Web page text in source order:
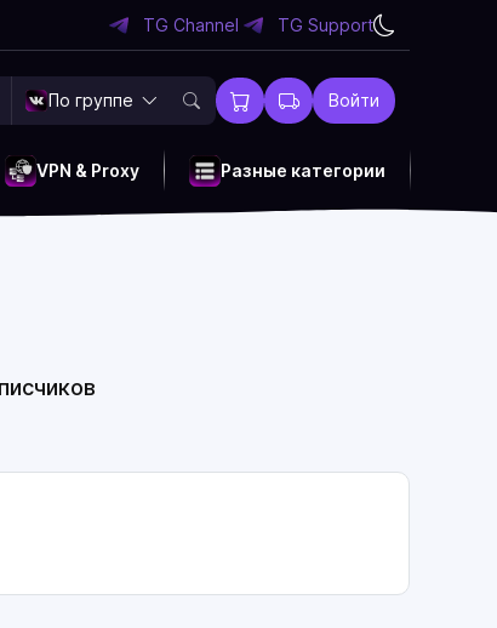
TG Channel TG Support
По группе Войти
VPN & Proxy Разные категории